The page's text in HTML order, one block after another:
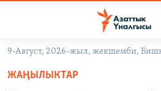
Навигацияга
өтүңүз
9-Август, 2026-жыл, жекшемби,
ЖАҢЫЛЫКТАР